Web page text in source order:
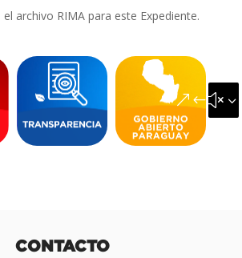
archivo RIMA para este Expediente.
CONTACTO